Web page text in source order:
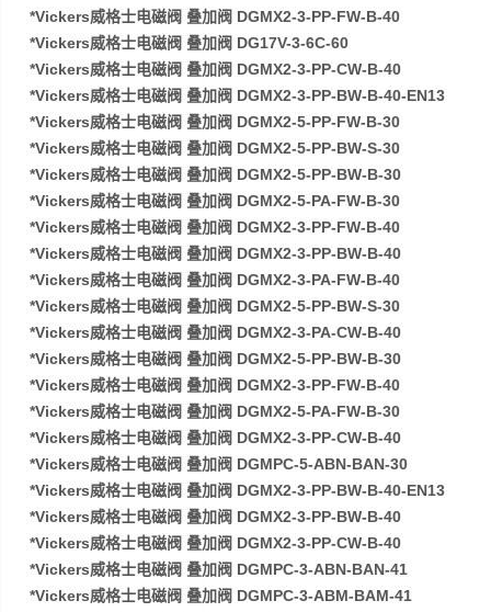
*Vickers威格士电磁阀 叠加阀 DGMX2-3-PP-FW-B-40
*Vickers威格士电磁阀 叠加阀 DG17V-3-6C-60
*Vickers威格士电磁阀 叠加阀 DGMX2-3-PP-CW-B-40
*Vickers威格士电磁阀 叠加阀 DGMX2-3-PP-BW-B-40-EN13
*Vickers威格士电磁阀 叠加阀 DGMX2-5-PP-FW-B-30
*Vickers威格士电磁阀 叠加阀 DGMX2-5-PP-BW-S-30
*Vickers威格士电磁阀 叠加阀 DGMX2-5-PP-BW-B-30
*Vickers威格士电磁阀 叠加阀 DGMX2-5-PA-FW-B-30
*Vickers威格士电磁阀 叠加阀 DGMX2-3-PP-FW-B-40
*Vickers威格士电磁阀 叠加阀 DGMX2-3-PP-BW-B-40
*Vickers威格士电磁阀 叠加阀 DGMX2-3-PA-FW-B-40
*Vickers威格士电磁阀 叠加阀 DGMX2-5-PP-BW-S-30
*Vickers威格士电磁阀 叠加阀 DGMX2-3-PA-CW-B-40
*Vickers威格士电磁阀 叠加阀 DGMX2-5-PP-BW-B-30
*Vickers威格士电磁阀 叠加阀 DGMX2-3-PP-FW-B-40
*Vickers威格士电磁阀 叠加阀 DGMX2-5-PA-FW-B-30
*Vickers威格士电磁阀 叠加阀 DGMX2-3-PP-CW-B-40
*Vickers威格士电磁阀 叠加阀 DGMPC-5-ABN-BAN-30
*Vickers威格士电磁阀 叠加阀 DGMX2-3-PP-BW-B-40-EN13
*Vickers威格士电磁阀 叠加阀 DGMX2-3-PP-BW-B-40
*Vickers威格士电磁阀 叠加阀 DGMX2-3-PP-CW-B-40
*Vickers威格士电磁阀 叠加阀 DGMPC-3-ABN-BAN-41
*Vickers威格士电磁阀 叠加阀 DGMPC-3-ABM-BAM-41